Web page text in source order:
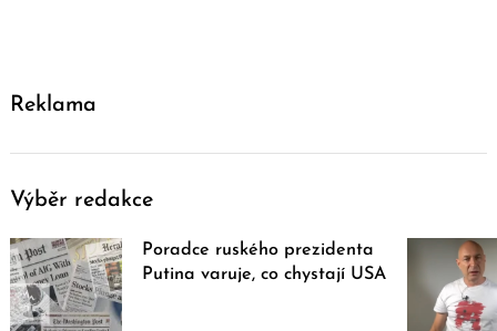
Reklama
Výběr redakce
Poradce ruského prezidenta
Putina varuje, co chystají USA